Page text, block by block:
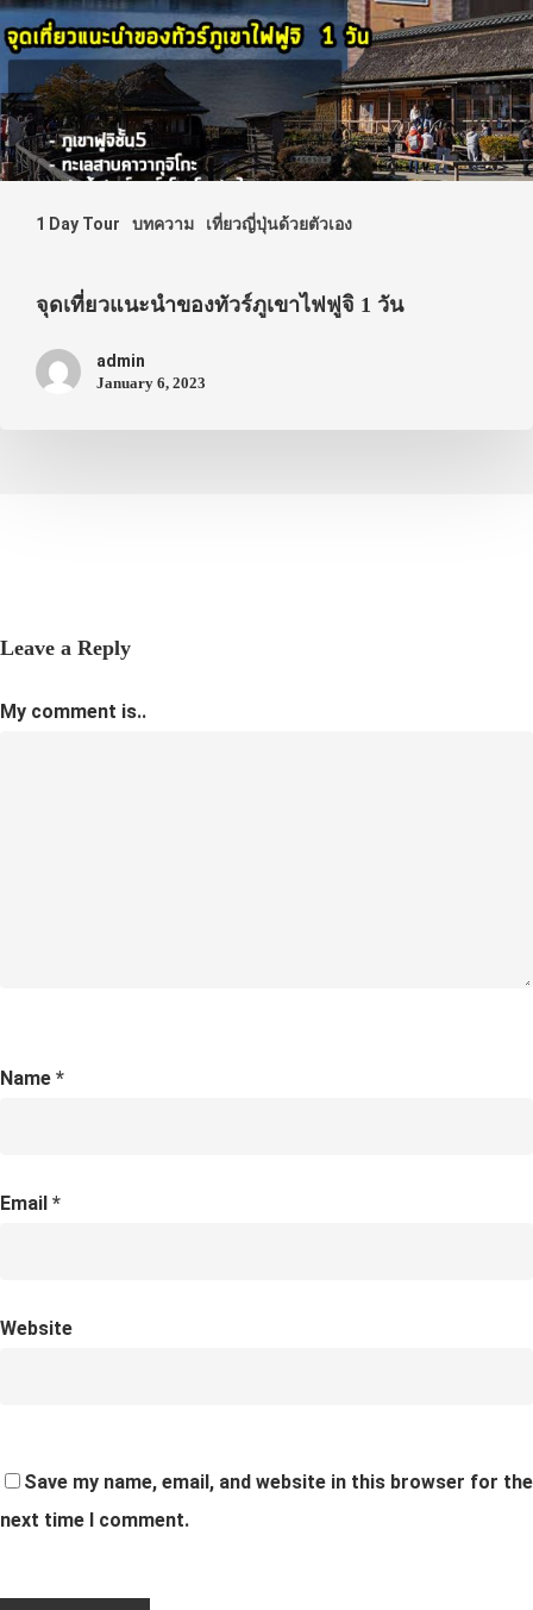
1 Day Tour บทความ เที่ยวญี่ปุ่นด้วยตัวเอง
จุดเที่ยวแนะนำของทัวร์ภูเขาไฟฟูจิ 1 วัน
admin
January 6, 2023
Leave a Reply
My comment is..
Name *
Email *
Website
Save my name, email, and website in this browser for the
next time I comment.